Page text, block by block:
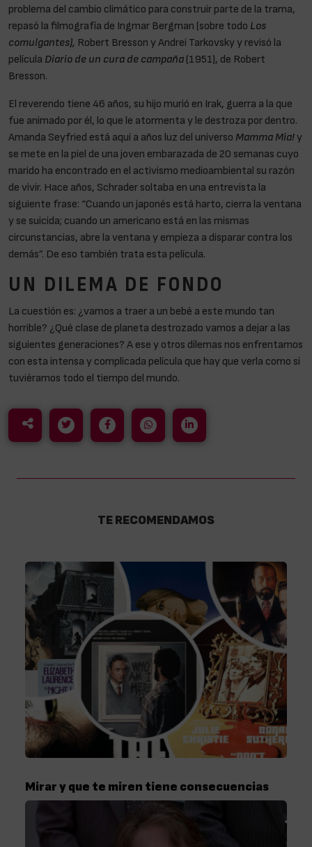
problema del cambio climático para construir parte de la trama,
repasó la filmografía de Ingmar Bergman (sobre todo Los
comulgantes), Robert Bresson y Andrei Tarkovsky y revisó la
película Diario de un cura de campaña (1951), de Robert
Bresson.
El reverendo tiene 46 años, su hijo murió en Irak, guerra a la que
fue animado por él, lo que le atormenta y le destroza por dentro.
Amanda Seyfried está aquí a años luz del universo Mamma Mia!y
se mete en la piel de una joven embarazada de 20 semanas cuyo
marido ha encontrado en el activismo medioambiental su razón
de vivir. Hace años, Schrader soltaba en una entrevista la
siguiente frase: “Cuando un japonés está harto, cierra la ventana
y se suicida; cuando un americano está en las mismas
circunstancias, abre la ventana y empieza a disparar contra los
demás”. De eso también trata esta película.
UN DILEMA DE FONDO
La cuestión es: ¿vamos a traer a un bebé a este mundo tan
horrible? ¿Qué clase de planeta destrozado vamos a dejar a las
siguientes generaciones? A ese y otros dilemas nos enfrentamos
con esta intensa y complicada película que hay que verla como si
tuviéramos todo el tiempo del mundo.
TE RECOMENDAMOS
Mirar y que te miren tiene consecuencias